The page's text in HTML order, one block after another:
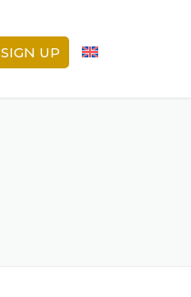
SIGN UP